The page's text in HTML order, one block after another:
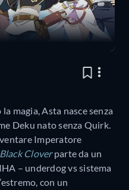
magia, Asta nasce senza
Deku nato senza Quirk.
Imperatore
Black Cloverparte da un
– underdog vs sistema
con un